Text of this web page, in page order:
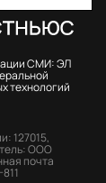
СМИ: ЭЛ
технологий
127015,
ООО
почта